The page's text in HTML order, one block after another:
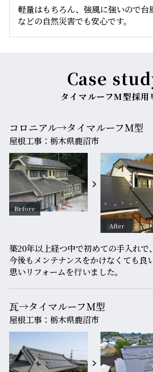
軽量はもちろん、強風に強いので台
などの自然災害でも安心です。
Case
タイマルーフM型採用
コロニアル→タイマルーフＭ型
屋根工事：栃木県鹿沼市
築20年以上経つ中で初めての手入れで、
今後もメンテナンスをかけなくても良
思いリフォームを行いました。
瓦→タイマルーフＭ型
屋根工事：栃木県鹿沼市